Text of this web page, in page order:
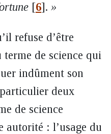
[6]. »
refuse d’être
terme de science qui
indûment son
deux
de science
autorité : l’usage du